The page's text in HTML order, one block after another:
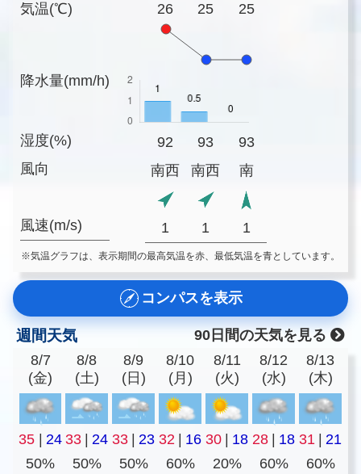
気温(℃)
降水量(mm/h)
湿度(%)
風向
風速(m/s)
26 25 25
92 93
93
南西
南西 南
1 1 1
※気温グラフは、表示期間の最高気温を赤、最低気温を青としています。
コンパスを表示
週間天気
90日間の天気を見る
8/7
(金)
8/8
(土)
8/9
(日)
8/10
(月)
8/11
(火)
8/12
(水)
8/13
(木)
35 24 33 24 33 23 32 16 30 18 28 18 31
21
50%
50% 50% 60% 20% 60% 60%